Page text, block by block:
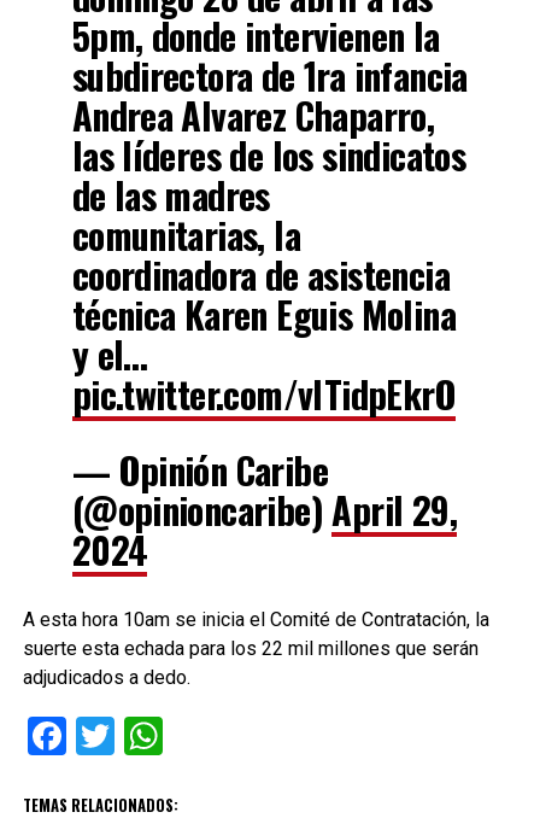
5pm, donde intervienen la
subdirectora de 1ra infancia
Andrea Alvarez Chaparro,
las líderes de los sindicatos
de las madres
comunitarias, la
coordinadora de asistencia
técnica Karen Eguis Molina
y el…
pic.twitter.com/vlTidpEkrO
— Opinión Caribe
(@opinioncaribe) April 29,
2024
A esta hora 10am se inicia el Comité de Contratación, la
suerte esta echada para los 22 mil millones que serán
adjudicados a dedo.
Facebook
TwitterWhatsApp
TEMAS RELACIONADOS: